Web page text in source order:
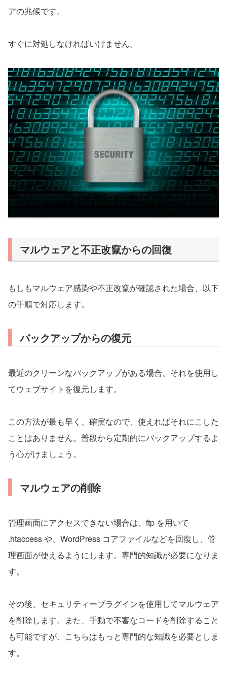
アの兆候です。
すぐに対処しなければいけません。
マルウェアと不正改竄からの回復
もしもマルウェア感染や不正改竄が確認された場合、以下
の手順で対応します。
バックアップからの復元
最近のクリーンなバックアップがある場合、それを使用し
てウェブサイトを復元します。
この方法が最も早く、確実なので、使えればそれにこした
ことはありません。普段から定期的にバックアップするよ
う心がけましょう。
マルウェアの削除
管理画面にアクセスできない場合は、ftp を用いて
.htaccess や、WordPress コアファイルなどを回復し、管
理画面が使えるようにします。専門的知識が必要になりま
す。
その後、セキュリティープラグインを使用してマルウェア
を削除します。また、手動で不審なコードを削除すること
も可能ですが、こちらはもっと専門的な知識を必要としま
す。